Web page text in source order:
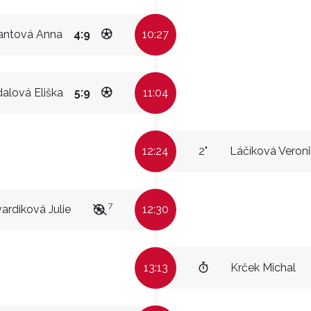
Anna 4:9 10:27
Eliška 5:9 11:04
12:24 Láčíková
2"
Julie 7 12:30
13:13 Krček Michal